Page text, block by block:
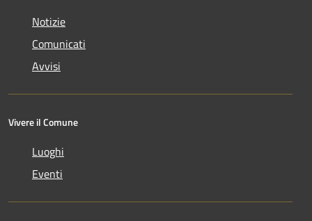
Notizie
Comunicati
Avvisi
Vivere il Comune
Luoghi
Eventi